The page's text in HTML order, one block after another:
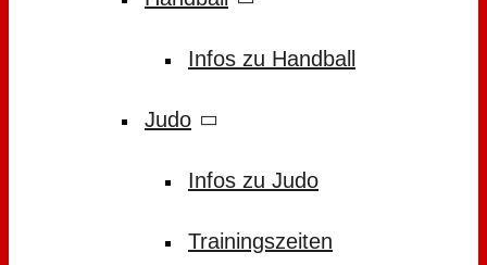
Infos zu Handball
Judo
Infos zu Judo
Trainingszeiten